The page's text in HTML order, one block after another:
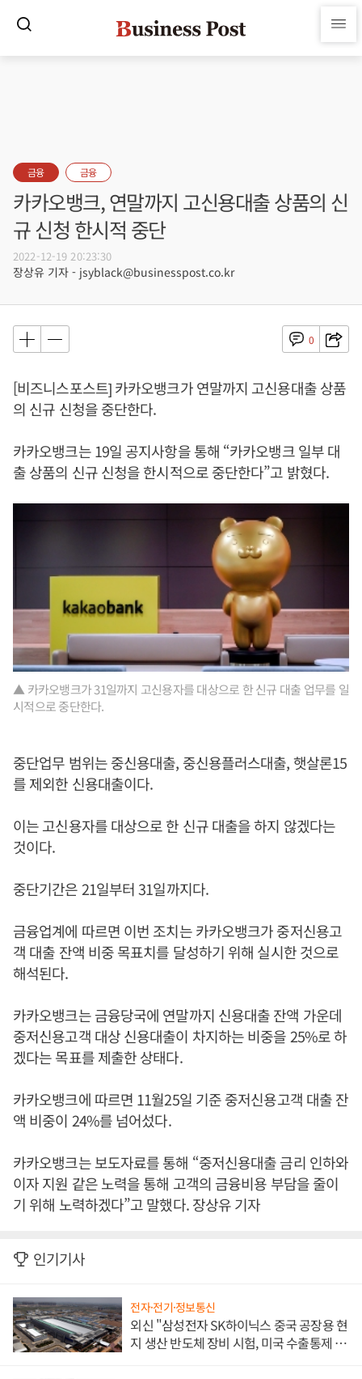
금융 금융
카카오뱅크, 연말까지 고신용대출 상품의 신
규 신청 한시적 중단
2022-12-19 20:23:30
장상유 기자 - jsyblack@businesspost.co.kr
0
[비즈니스포스트] 카카오뱅크가 연말까지 고신용대출 상품
의 신규 신청을 중단한다.
카카오뱅크는 19일 공지사항을 통해 “카카오뱅크 일부 대
출 상품의 신규 신청을 한시적으로 중단한다”고 밝혔다.
▲ 카카오뱅크가 31일까지 고신용자를 대상으로 한 신규 대출 업무를 일
시적으로 중단한다.
중단업무 범위는 중신용대출, 중신용플러스대출, 햇살론15
를 제외한 신용대출이다.
이는 고신용자를 대상으로 한 신규 대출을 하지 않겠다는
것이다.
중단기간은 21일부터 31일까지다.
금융업계에 따르면 이번 조치는 카카오뱅크가 중저신용고
객 대출 잔액 비중 목표치를 달성하기 위해 실시한 것으로
해석된다.
카카오뱅크는 금융당국에 연말까지 신용대출 잔액 가운데
중저신용고객 대상 신용대출이 차지하는 비중을 25%로 하
겠다는 목표를 제출한 상태다.
카카오뱅크에 따르면 11월25일 기준 중저신용고객 대출 잔
액 비중이 24%를 넘어섰다.
카카오뱅크는 보도자료를 통해 “중저신용대출 금리 인하와
이자 지원 같은 노력을 통해 고객의 금융비용 부담을 줄이
기 위해 노력하겠다”고 말했다. 장상유 기자
인기기사
전자·전기·정보통신
외신 "삼성전자 SK하이닉스 중국 공장용 현
지 생산 반도체 장비 시험, 미국 수출통제 대